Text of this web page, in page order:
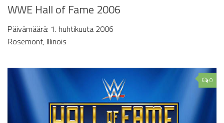
WWE Hall of Fame 2006
Päivämäärä: 1. huhtikuuta 2006
Rosemont, Illinois
0